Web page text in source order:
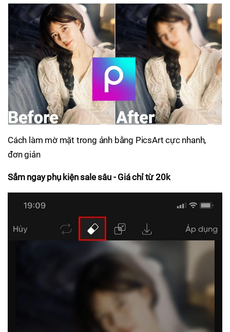
Cách làm mờ mặt trong ảnh bằng PicsArt cực nhanh,
đơn giản
Sắm ngay phụ kiện sale sâu - Giá chỉ từ 20k